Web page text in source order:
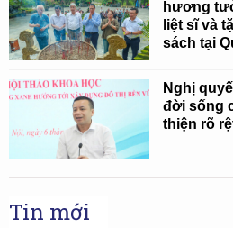
hương
liệt sĩ và
sách tại
Nghị
đời sống
thiện rõ
Tin mới